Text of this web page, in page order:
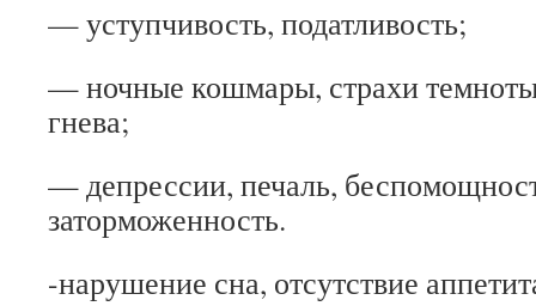
— уступчивость, податливость;
— ночные кошмары, страхи
гнева;
— депрессии, печаль,
заторможенность.
-нарушение сна, отсутствие